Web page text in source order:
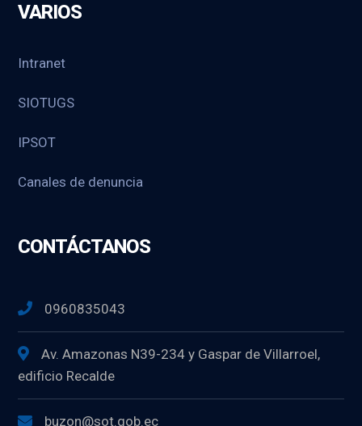
VARIOS
Intranet
SIOTUGS
IPSOT
Canales de denuncia
CONTÁCTANOS
0960835043
Av. Amazonas N39-234 y Gaspar de Villarroel,
edificio Recalde
buzon@sot.gob.ec